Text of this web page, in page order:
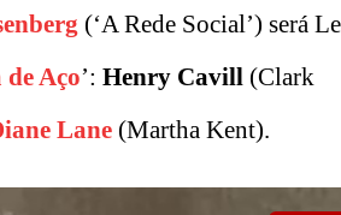
(‘A Rede Social’) será
Aço’: Henry Cavill (Clark
Lane (Martha Kent).